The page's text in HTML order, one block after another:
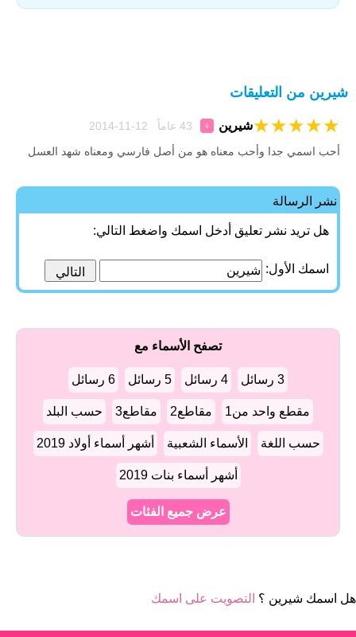
شيرين من التعليقات
شيرين ♀ ★
★
★
★
★
أحب اسمي جدا وأحب معناه هو من أصل فارسي ومعناه شهد العسل
نشر الرسالة
هل تريد نشر تعليق أدخل اسمك واضغط التالي:
اسمك الأول:
تصفح الأسماء مع
3 رسائل 4 رسائل 5 رسائل 6 رسائل
مقطع واحد من1 مقاطع2 مقاطع3 حسب البلد
حسب اللغة الأسماء الشعبية أشهر أسماء أولاد 2019
أشهر أسماء بنات 2019
عرض جميع الفئات
هل اسمك شيرين ؟ التصويت على اسمك